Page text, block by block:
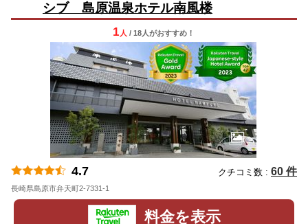
シブ 島原温泉ホテル南風楼
1 人 / 18人がおすすめ！
4.7 クチコミ数 : 60 件
長崎県島原市弁天町2-7331-1
料金を表示